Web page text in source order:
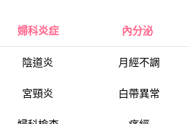
婦科炎症
陰道炎
宮頸炎
內分泌
月經不調
白帶異常